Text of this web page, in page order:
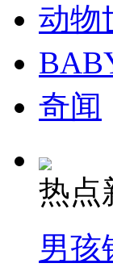
司机酒驾遇
动物
奇闻
热点
男孩